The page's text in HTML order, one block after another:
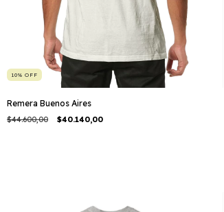
10% OFF
Remera Buenos Aires
$44.600,00 $40.140,00